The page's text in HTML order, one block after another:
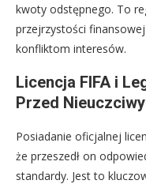
kwoty odstępnego. To
przejrzystości
konfliktom interesów.
Licencja FIFA i
Przed
Posiadanie oficjalnej
że przeszedł on
standardy. Jest to